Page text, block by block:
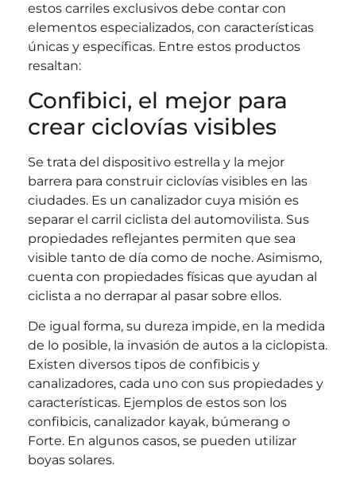
estos carriles exclusivos debe contar con
elementos especializados, con características
únicas y específicas. Entre estos productos
resaltan:
Confibici, el mejor para
crear ciclovías visibles
Se trata del dispositivo estrella y la mejor
barrera para construir ciclovías visibles en las
ciudades. Es un canalizador cuya misión es
separar el carril ciclista del automovilista. Sus
propiedades reflejantes permiten que sea
visible tanto de día como de noche. Asimismo,
cuenta con propiedades físicas que ayudan al
ciclista a no derrapar al pasar sobre ellos.
De igual forma, su dureza impide, en la medida
de lo posible, la invasión de autos a la ciclopista.
Existen diversos tipos de confibicis y
canalizadores, cada uno con sus propiedades y
características. Ejemplos de estos son los
confibicis, canalizador kayak, búmerang o
Forte. En algunos casos, se pueden utilizar
boyas solares.